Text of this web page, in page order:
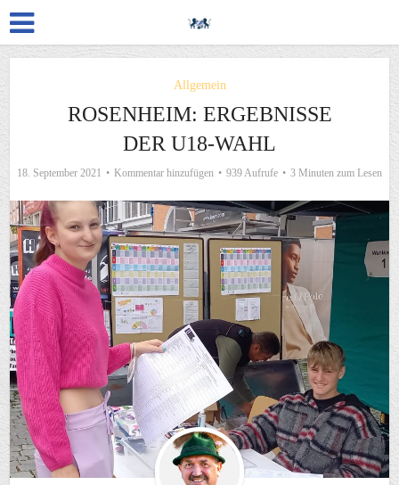
Allgemein
ROSENHEIM: ERGEBNISSE
DER U18-WAHL
18. September 2021 Kommentar hinzufügen 939 Aufrufe 3 Minuten zum Lesen